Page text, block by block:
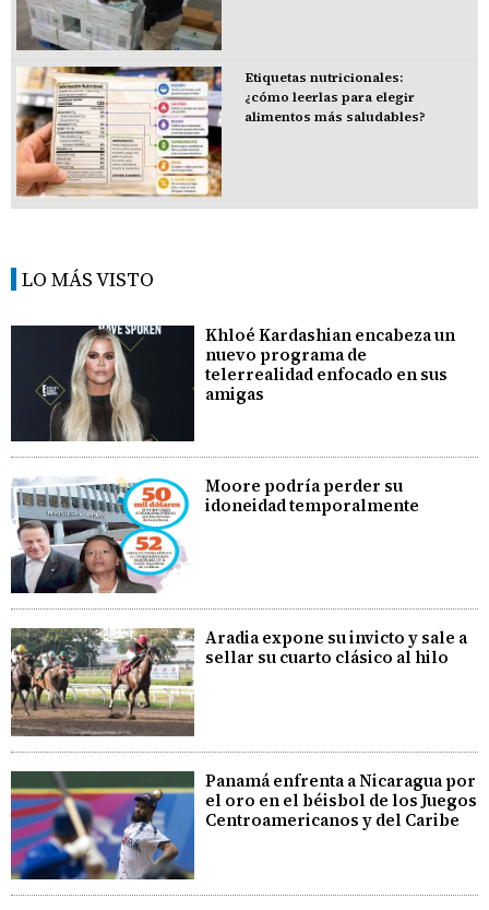
Etiquetas nutricionales:
¿cómo leerlas para elegir
alimentos más saludables?
LO MÁS VISTO
Khloé Kardashian encabeza un
nuevo programa de
telerrealidad enfocado en sus
amigas
Moore podría perder su
idoneidad temporalmente
Aradia expone su invicto y sale a
sellar su cuarto clásico al hilo
Panamá enfrenta a Nicaragua por
el oro en el béisbol de los Juegos
Centroamericanos y del Caribe